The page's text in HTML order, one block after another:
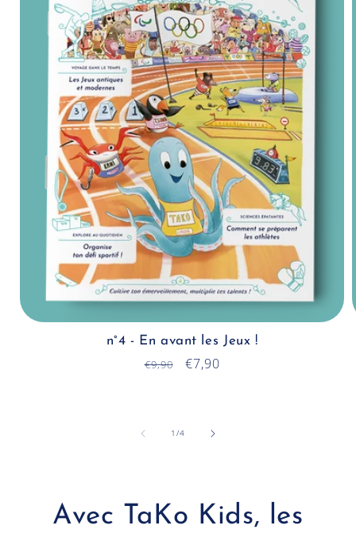
n°4 - En avant les Jeux !
Prix
€9,90
Prix
€7,90
1/de
4
Avec TaKo Kids, les